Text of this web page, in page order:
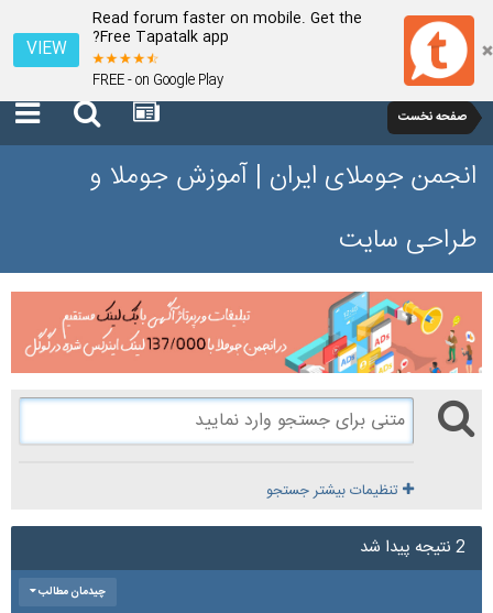
Read forum faster on mobile. Get the
Free Tapatalk app?
FREE - on Google Play
VIEW
صفحه نخست
انجمن جوملای ایران | آموزش جوملا و
طراحی سایت
تنظیمات بیشتر جستجو
2 نتیجه پیدا شد
چیدمان مطالب